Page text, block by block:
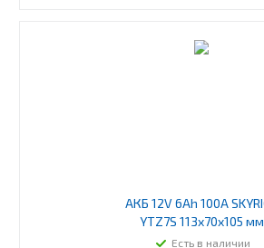
АКБ 12V 6Ah 100A SKYRICH
YTZ7S 113x70x105 мм
Есть в наличии